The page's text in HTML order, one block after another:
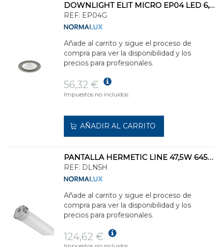
DOWNLIGHT ELIT MICRO EP04 LED 6,4W 885lm 4000K GRIS
REF: EP04G
Añade al carrito y sigue el proceso de
compra para ver la disponibilidad y los
precios para profesionales.
56,32 €
Impuestos no incluidos.
AÑADIR AL CARRITO
PANTALLA HERMETIC LINE 47,5W 6450lm CONEXIÓN 1 LADO GRIS
REF: DLN5H
Añade al carrito y sigue el proceso de
compra para ver la disponibilidad y los
precios para profesionales.
124,62 €